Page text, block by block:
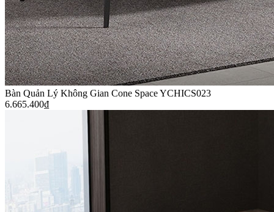
Bàn Quản Lý Không Gian Cone Space YCHICS023
6.665.400₫